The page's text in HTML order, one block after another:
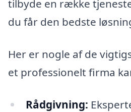
tilbyde en række
du får den bedste
Her er nogle af de
et professionelt firma
Rådgivning: